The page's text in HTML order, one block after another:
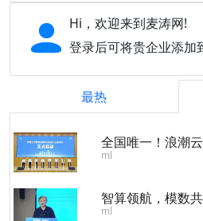
Hi，欢迎来到麦涛网!
登录后可将贵企业添加
最热
ml
ml